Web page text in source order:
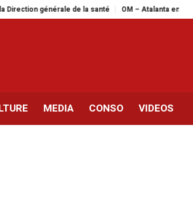
de la santé OM – Atalanta en live
MEDIA CONSO VIDEOS